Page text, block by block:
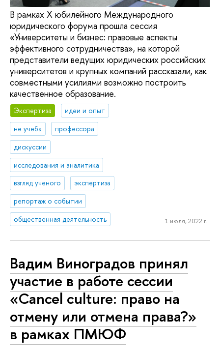
В рамках X юбилейного Международного
юридического форума прошла сессия
«Университеты и бизнес: правовые аспекты
эффективного сотрудничества», на которой
представители ведущих юридических российских
университетов и крупных компаний рассказали, как
совместными усилиями возможно построить
качественное образование.
Экспертиза
идеи и опыт
не учеба
профессора
дискуссии
исследования и аналитика
взгляд ученого
экспертиза
репортаж о событии
общественная деятельность
1 июля, 2022 г.
Вадим Виноградов принял
участие в работе сессии
«Cancel culture: право на
отмену или отмена права?»
в рамках ПМЮФ